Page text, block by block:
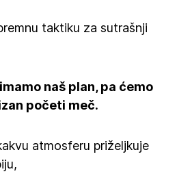
taktiku za sutrašnji
naš plan, pa ćemo
početi meč.
atmosferu priželjkuje